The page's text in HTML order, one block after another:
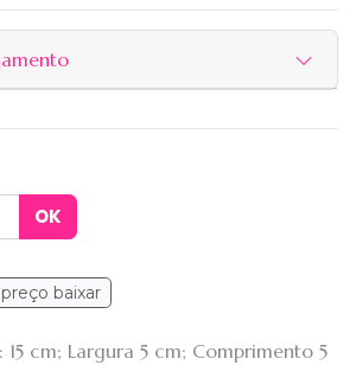
baixar
15 cm; Largura 5 cm; Comprimento 5